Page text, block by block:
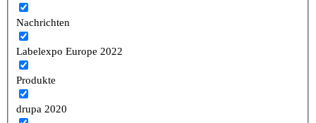
Nachrichten
Labelexpo Europe 2022
Produkte
drupa 2020